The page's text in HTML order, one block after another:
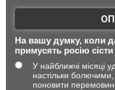
На вашу думку, коли
примусять росію сісти
У найближчі місяці
настільки
поновити